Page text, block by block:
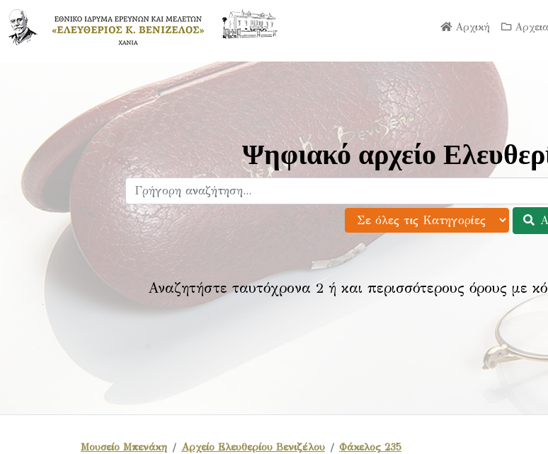
Αρχική
Ψηφιακό αρχείο
Αναζητήστε ταυτόχρονα 2 ή και περισσότερους όρους με
Μουσείο Μπενάκη Αρχείο Ελευθερίου Βενιζέλου Φάκελος 235